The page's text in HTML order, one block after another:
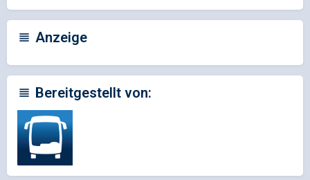
Anzeige
Bereitgestellt von: